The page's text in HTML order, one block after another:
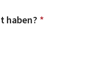
haben? *